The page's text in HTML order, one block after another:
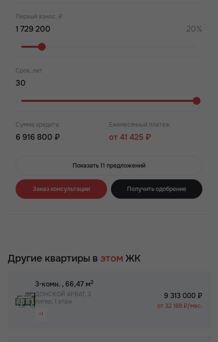
Первый взнос, ₽
20%
Срок, лет
Сумма кредита
6 916 800 ₽
Ежемесячный платеж
от 41 425 ₽
Показать 11 предложений
Заказ консультации Получить одобрение
Другие квартиры в этом ЖК
3-комн. , 66,47 м2
ДОНСКОЙ АРБАТ, 3
литер, 1 этаж
+1
9 313 000 ₽
от 32 189 ₽/мес.